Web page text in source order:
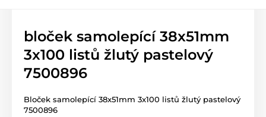
bloček samolepící 38x51mm
3x100 listů žlutý pastelový
7500896
Bloček samolepící 38x51mm 3x100 listů žlutý pastelový
7500896